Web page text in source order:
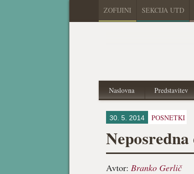
ZOFIJINI SEKCIJA UTD
Naslovna Predstavitev
30. 5. 2014 POSNETKI
Avtor: Branko Gerlič